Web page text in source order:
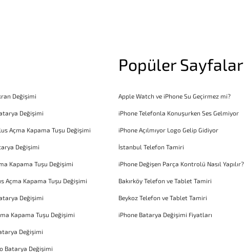
Değişimi
Değişimi
Açma Kapama Tuşu Değişimi
Değişimi
Kapama Tuşu Değişimi
Açma Kapama Tuşu Değişimi
Değişimi
Kapama Tuşu Değişimi
Değişimi
Batarya Değişimi
Popüler Sayfalar
Apple Watch ve iPhone Su Geçirmez mi?
iPhone Telefonla Konuşurken Ses Gelmiyor
iPhone Açılmıyor Logo Gelip Gidiyor
İstanbul Telefon Tamiri
iPhone Değişen Parça Kontrolü Nasıl Yapılır?
Bakırköy Telefon ve Tablet Tamiri
Beykoz Telefon ve Tablet Tamiri
iPhone Batarya Değişimi Fiyatları